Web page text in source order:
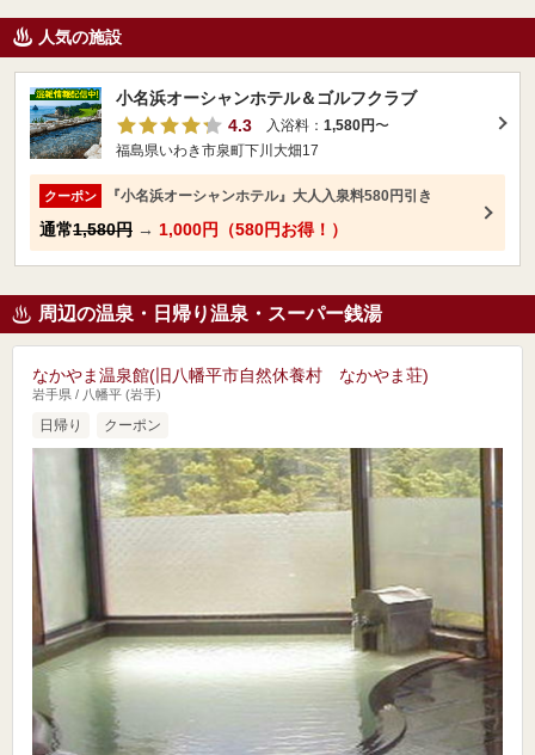
人気の施設
小名浜オーシャンホテル＆ゴルフクラブ
4.3
入浴料： 1,580円〜
福島県いわき市泉町下川大畑17
クーポン 『小名浜オーシャンホテル』大人入泉料580円引き
通常1,580円 → 1,000円（580円お得！）
周辺の温泉・日帰り温泉・スーパー銭湯
なかやま温泉館(旧八幡平市自然休養村 なかやま荘)
岩手県 / 八幡平 (岩手)
日帰り クーポン